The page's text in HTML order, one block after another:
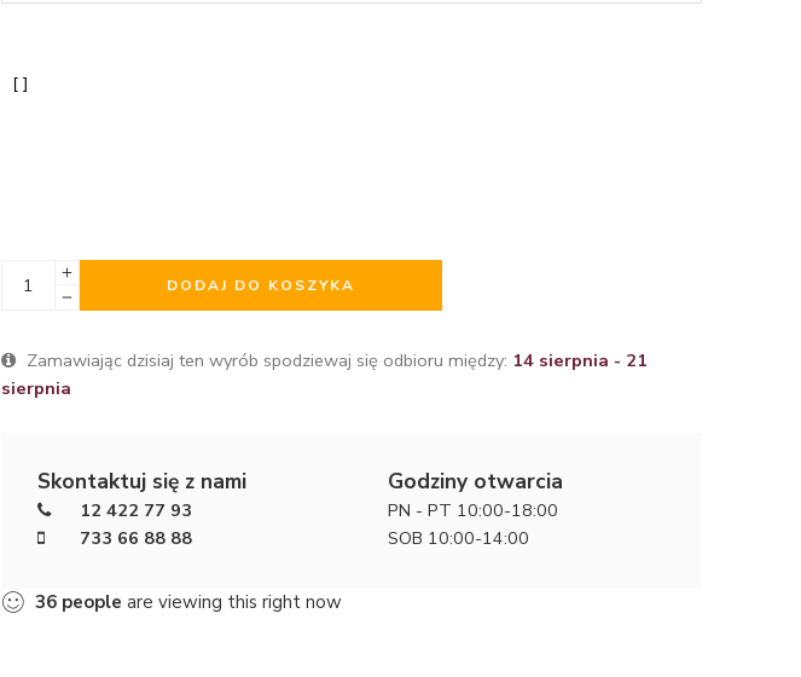
DODAJ DO KOSZYKA
Zamawiając dzisiaj ten wyrób spodziewaj się odbioru między: 14 sierpnia - 21
sierpnia
Skontaktuj się z nami
12 422 77 93
733 66 88 88
Godziny otwarcia
PN - PT 10:00-18:00
SOB 10:00-14:00
35 people are viewing this right now